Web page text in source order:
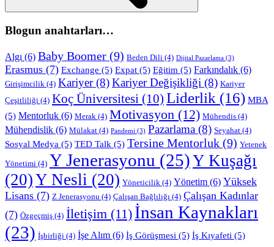
Blogun anahtarları…
Algı (6) Baby Boomer (9) Beden Dili (4) Dijital Pazarlama (3)
Erasmus (7) Exchange (5) Expat (5) Eğitim (5) Farkındalık (6)
Girişimcilik (4) Kariyer(8)Kariyer Değişikliği (8) Kariyer
Çeşitliliği (4) Koç Üniversitesi (10) Liderlik (16) MBA
(5) Mentorluk (6) Merak (4) Motivasyon (12) Mühendis (4)
Mühendislik (6) Mülakat (4) Pandemi (3) Pazarlama (8) Seyahat (4)
Sosyal Medya (5) TED Talk (5) Tersine Mentorluk (9) Yetenek
Yönetimi (4) Y Jenerasyonu (25)Y Kuşağı
(20)Y Nesli (20) Yöneticilik (4) Yönetim (6) Yüksek
Lisans (7) Z Jenerasyonu (4) Çalışan Bağlılığı (4) Çalışan Kadınlar
(7) Özgeçmiş (4) İletişim (11) İnsan Kaynakları
(23) İşbirliği (4) İşe Alım (6) İş Görüşmesi (5) İş Kıyafeti (5)